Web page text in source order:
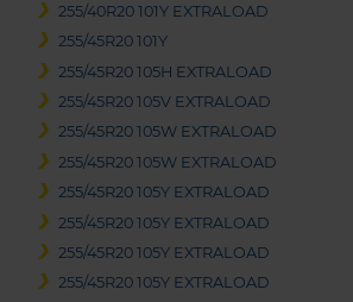
255/40R20 101Y EXTRALOAD
255/45R20 101Y
255/45R20 105H EXTRALOAD
255/45R20 105V EXTRALOAD
255/45R20 105W EXTRALOAD
255/45R20 105W EXTRALOAD
255/45R20 105Y EXTRALOAD
255/45R20 105Y EXTRALOAD
255/45R20 105Y EXTRALOAD
255/45R20 105Y EXTRALOAD